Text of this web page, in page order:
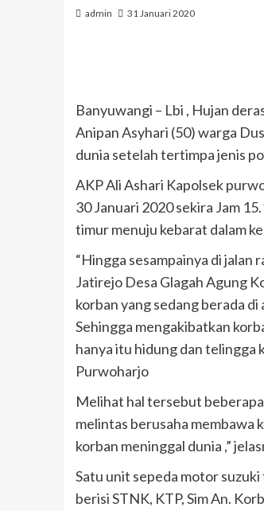
admin 31 Januari 2020
Banyuwangi – Lbi , Hujan
Anipan Asyhari (50) warga
dunia setelah tertimpa jenis
AKP Ali Ashari Kapolsek
30 Januari 2020 sekira Jam
timur menuju kebarat dalam
“Hingga sesampainya di jalan
Jatirejo Desa Glagah Agung
korban yang sedang berada di
Sehingga mengakibatkan
hanya itu hidung dan telingga
Purwoharjo
Melihat hal tersebut
melintas berusaha membawa
korban meninggal dunia ,”
Satu unit sepeda motor
berisi STNK, KTP, Sim An.